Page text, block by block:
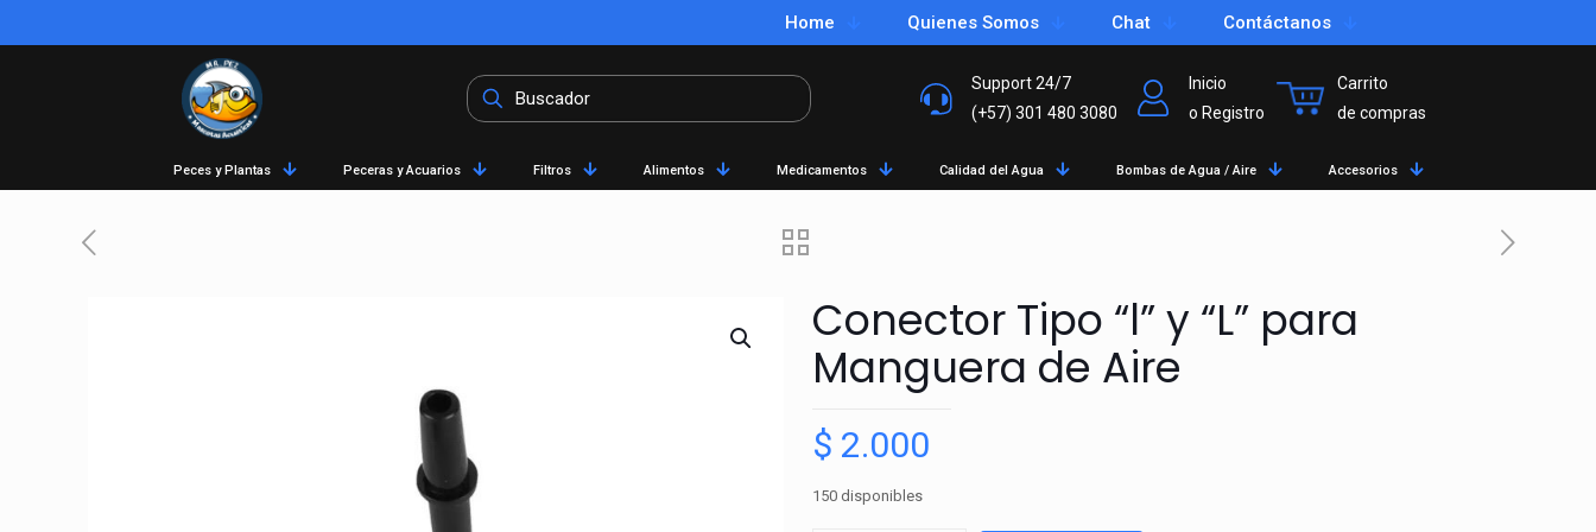
Home Quienes Somos Chat Contáctanos
Support 24/7
(+57) 301 480 3080
Inicio
o Registro
Carrito
de compras
Peces y Plantas Peceras y Acuarios Filtros Alimentos Medicamentos Calidad del Agua Bombas de Agua / Aire Accesorios
Conector Tipo “l” y “L” para
Manguera de Aire
$ 2.000
150 disponibles